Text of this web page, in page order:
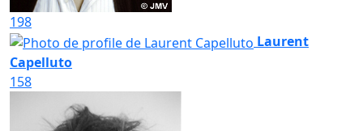
198
Laurent
Capelluto
158